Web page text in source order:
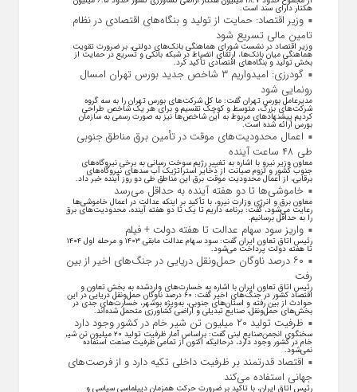
هکتار دارای سند است.
وزیر اقتصاد: حمایت از تولید و بنگاه‌های اقتصادی در نظام
تامین مالی تسریع شود
وزیر اقتصاد در نشست شورای هماهنگی بانک‌های دولتی، بر ضرورت تقویت
هماهنگی میان بانک‌ها، ارتقای انضباط در شبکه بانکی و تسریع در حمایت از
بخش تولید و بنگاه‌های اقتصادی تأکید کرد.
گودرزی: امیدواریم ۳ شاخص جدید بورس تهران امسال
رونمایی شود
مدیرعامل بورس تهران گفت: ما کل شرکت‌های بورس تهران را به سه گروه
شرکت‌های بزرگ، متوسط و کوچک تقسیم و برای هر یک شاخص طراحی
کردیم پیشنهاد‌های مربوط به این شاخص‌ها نیز به صورت رسمی به سازمان
بورس ارائه شده است.
اعمال محدودیت‌های موقت در تأمین برق مناطق جنوبی
طی ۴۸ ساعت آینده
معاون وزیر نیرو با اشاره به تغییر رژیم سوخت رسانی به برخی نیروگاه‌های
جنوب کشور و لزوم صیانت از ذخایر استراتژیک آب سد‌های نیروگاه‌های
برقابی، از اعمال محدودیت‌ موقت برق این مناطق طی دو روز آینده خبر داد.
خاموشی‌ها تا دو هفته آینده به حداقل می‌رسد
معاون برق و انرژی وزارت نیرو، با تأکید بر اینکه عدالت در اعمال خاموشی‌ها
رعایت می‌شود، گفت: برنامه داریم تا یک تا دو هفته آینده، محدودیت‌های برق
را به حداقل برسانیم.
واریز سود سهام عدالت تا هفته دولت + فیلم
رئیس اتاق تعاون ایران گفت: سود سهام عدالت مابقی ۱۴۰۳ و مرحله اول ۱۴۰۴
تا هفته دولت پرداخت می‌شود.
۶۰ درصد ناوگان حمل‌ونقل دریایی در جنگ‌های اخیر از بین
رفت
رئیس اتاق تعاون ایران با اشاره به خسارت‌های واردشده به بخش تعاون و
اقتصاد کشور در جنگ‌های اخیر گفت: ۶۰ درصد ناوگان حمل‌ونقل دریایی در این
حوادث از بین رفته و استان‌های جنوبی، به‌ویژه بوشهر، خسارت‌های جدی در
بخش‌های حمل‌ونقل، صنایع تبدیلی و اراضی کشاورزی متحمل شده‌اند.
ظرفیت تولید ۲۰ میلیون تن شیر خام در کشور وجود دارد
سخنگوی انجمن‌صنایع لبنی گفت: براساس آمار ظرفیت تولید ۲۰ میلیون تن شیر
خام در کشور وجود دارد، درحالیکه اکنون از تمامی ظرفیت صنعت استفاده
نمی‌شود.
اقتصاد قدرتمند بر ظرفیت داخلی تکیه دارد و از فرصت‌های
جهانی استفاده می‌کند
رئیس اتاق ایران، با تاکید بر ضرورت حرکت همزمان دیپلماسی سیاسی و